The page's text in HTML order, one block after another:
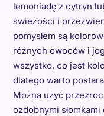
lemoniadę z cytryn
świeżości i
pomysłem są
różnych owoców i
wszystko, co jest
dlatego warto
Można użyć
ozdobnymi